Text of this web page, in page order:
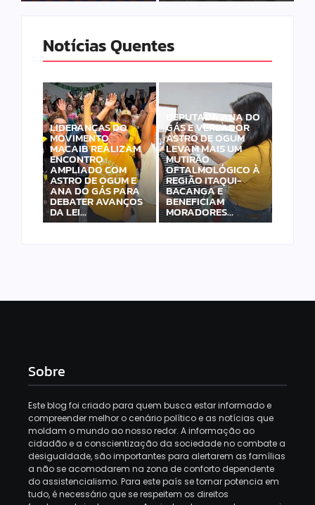
Notícias Quentes
LIDERANÇAS DO
MOVIMENTO
MACAIB REALIZAM
ENCONTRO
AMPLIADO COM
ASTRO DE OGUM E
ANA DO GÁS PARA
DEBATER AVANÇOS
DA LEI…
DEPUTADA ANA DO
GÁS E VEREADOR
ASTRO DE OGUM
LEVAM MAIS UM
MUTIRÃO
OFTALMOLÓGICO À
REGIÃO ITAQUI-
BACANGA E
BENEFICIAM
MORADORES…
Sobre
Este blog foi criado para quem busca estar informado e
compreender melhor o cenário político e as notícias que
moldam o mundo ao nosso redor. A informação ao
cidadão e a conscientização da sociedade no combate a
desigualdade, são importantes para alertarem as famílias
a não se acomodarem na zona de conforto dependente
do assistencialismo. Para este país se tornar potencia em
tudo, é necessário que se respeitem os direitos